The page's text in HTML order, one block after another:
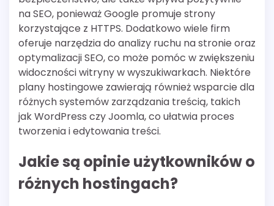
na SEO, ponieważ Google promuje strony
korzystające z HTTPS. Dodatkowo wiele firm
oferuje narzędzia do analizy ruchu na stronie oraz
optymalizacji SEO, co może pomóc w zwiększeniu
widoczności witryny w wyszukiwarkach. Niektóre
plany hostingowe zawierają również wsparcie dla
różnych systemów zarządzania treścią, takich
jak WordPress czy Joomla, co ułatwia proces
tworzenia i edytowania treści.
Jakie są opinie użytkowników o
różnych hostingach?